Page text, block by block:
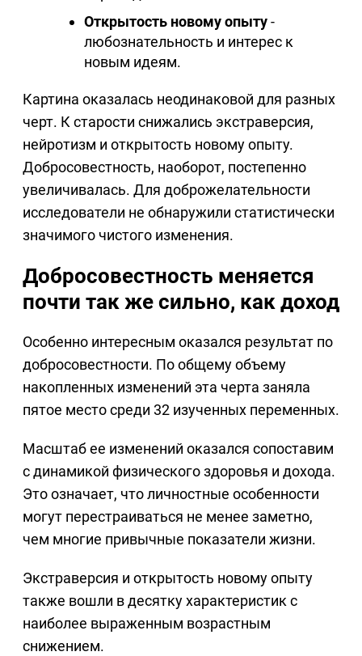
Открытость новому опыту-
любознательность и интерес к
новым идеям.
Картина оказалась неодинаковой для разных
черт. К старости снижались экстраверсия,
нейротизм и открытость новому опыту.
Добросовестность, наоборот, постепенно
увеличивалась. Для доброжелательности
исследователи не обнаружили статистически
значимого чистого изменения.
Добросовестность меняется
почти так же сильно, как доход
Особенно интересным оказался результат по
добросовестности. По общему объему
накопленных изменений эта черта заняла
пятое место среди 32 изученных переменных.
Масштаб ее изменений оказался сопоставим
с динамикой физического здоровья и дохода.
Это означает, что личностные особенности
могут перестраиваться не менее заметно,
чем многие привычные показатели жизни.
Экстраверсия и открытость новому опыту
также вошли в десятку характеристик с
наиболее выраженным возрастным
снижением.